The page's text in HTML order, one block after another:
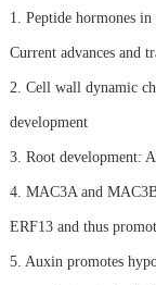
1. Peptide hormones
Current advances and
2. Cell wall dynamic
development
3. Root development:
4. MAC3A and
ERF13 and thus
5. Auxin promotes